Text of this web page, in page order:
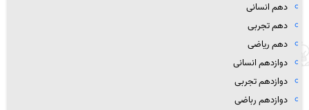
دهم انسانی
دهم تجربی
دهم ریاضی
دوازدهم انسانی
دوازدهم تجربی
دوازدهم رباضی